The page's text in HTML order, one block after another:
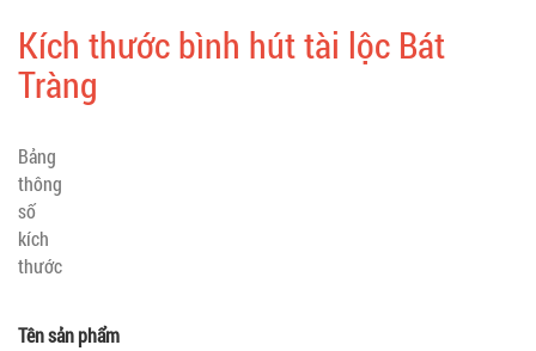
Kích thước bình hút tài lộc Bát
Tràng
Bảng
thông
số
kích
thước
Tên sản phẩm